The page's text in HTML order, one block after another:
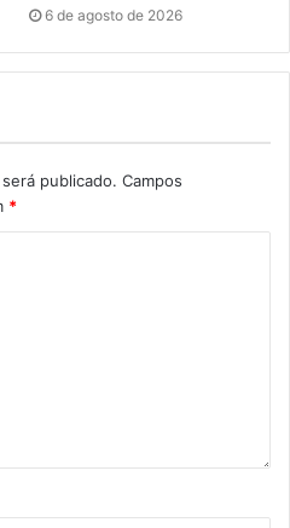
6 de agosto de 2026
publicado. Campos
*